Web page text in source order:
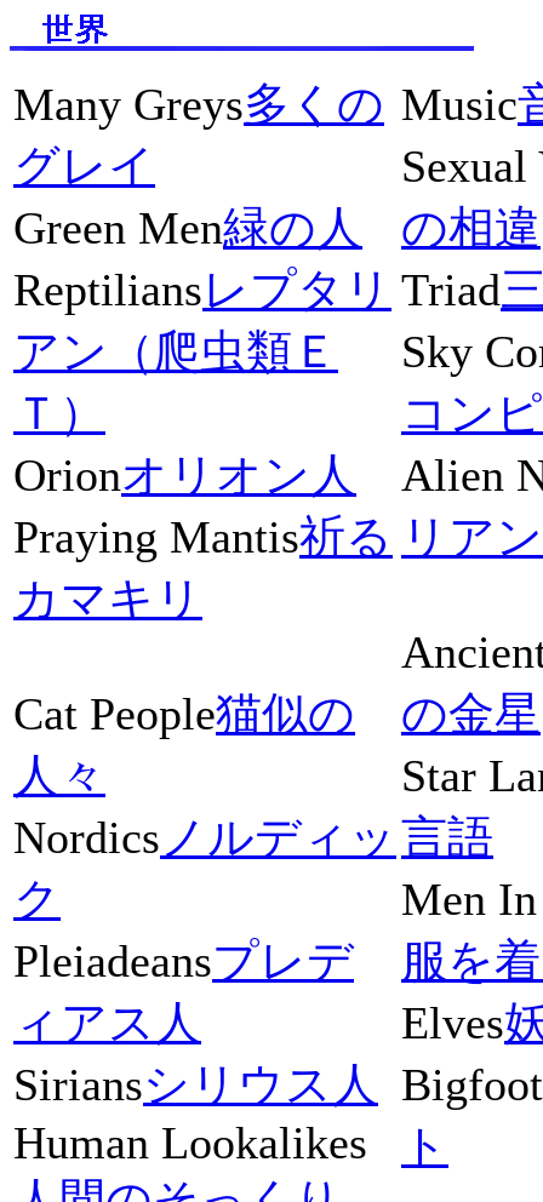
Many Greys多くの
グレイ
Green Men緑の人
Reptiliansレプタリ
アン（爬虫類Ｅ
Ｔ）
Orionオリオン人
Praying Mantis祈る
カマキリ
Cat People猫似の
人々
Nordics ノルディッ
ク
Pleiadeansプレデ
ィアス人
Siriansシリウス人
Human Lookalikes
Music
Sexual
の相違
Triad
Sky
コン
Alien
リア
の金星
Star
言語
Men
服を
Elves
Bigfoot
ト